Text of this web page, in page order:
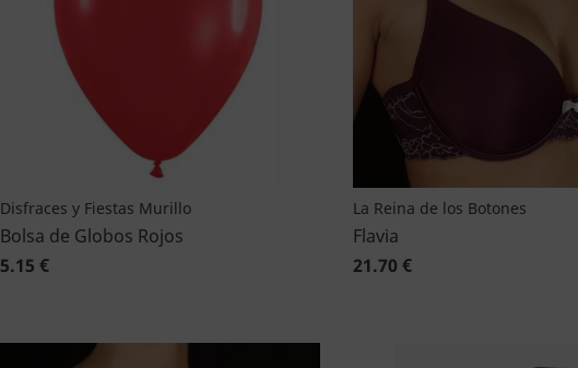
Disfraces y Fiestas Murillo
Bolsa de Globos Rojos
5.15 €
La Reina de los Botones
Flavia
21.70 €